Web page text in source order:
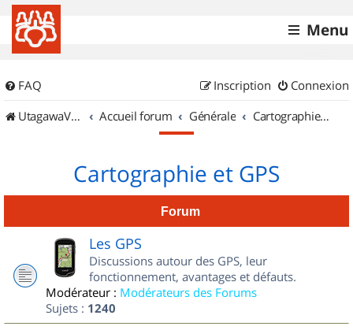
Menu
FAQ Connexion
Inscription
UtagawaVTT (Randos VTT et VTTAE avec traces GPS)
Accueil forum Générale Cartographie et GPS
Cartographie et GPS
Forum
Les GPS
Discussions autour des GPS, leur
fonctionnement, avantages et défauts.
Modérateur : Modérateurs des Forums
Sujets : 1240